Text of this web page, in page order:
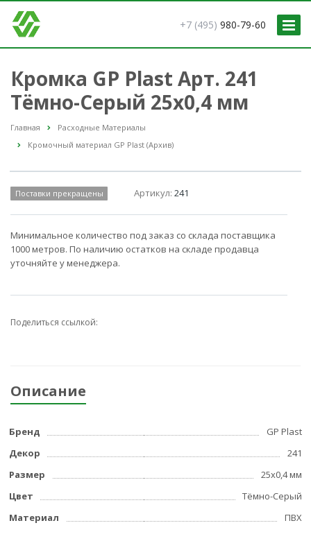
+7 (495) 980-79-60
Кромка GP Plast Арт. 241
Тёмно-Серый 25x0,4 мм
Главная
Расходные Материалы
Кромочный материал GP Plast (Архив)
Поставки прекращены Артикул:241
Минимальное количество под заказ со склада поставщика
1000 метров. По наличию остатков на складе продавца
уточняйте у менеджера.
Поделиться ссылкой:
Описание
Бренд
GP Plast
Декор
241
Размер
25x0,4 мм
Цвет
Тёмно-Серый
Материал
ПВХ